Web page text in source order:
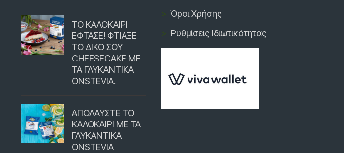
ΤΟ ΚΑΛΟΚΑΙΡΙ
ΕΦΤΑΣΕ! ΦΤΙΑΞΕ
ΤΟ ΔΙΚΟ ΣΟΥ
CHEESECAKE ΜΕ
ΤΑ ΓΛΥΚΑΝΤΙΚΑ
ONSTEVIA.
ΑΠΟΛΑΥΣΤΕ ΤΟ
ΚΑΛΟΚΑΙΡΙ ΜΕ ΤΑ
ΓΛΥΚΑΝΤΙΚΑ
ONSTEVIA
Όροι Χρήσης
Ρυθμίσεις Ιδιωτικότητας